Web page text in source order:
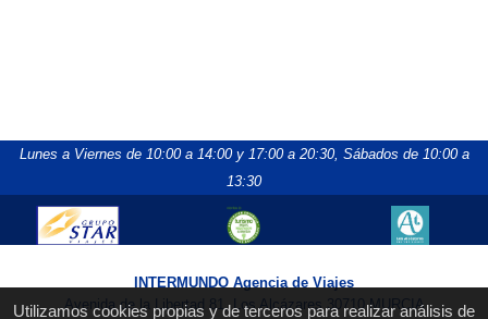
Utilizamos cookies propias y de terceros para realizar análisis de
Lunes a Viernes de 10:00 a 14:00 y 17:00 a 20:30, Sábados de 10:00 a
13:30
INTERMUNDO Agencia de Viajes
Avenida de la Libertad 81, Los Alcázares 30710 MURCIA